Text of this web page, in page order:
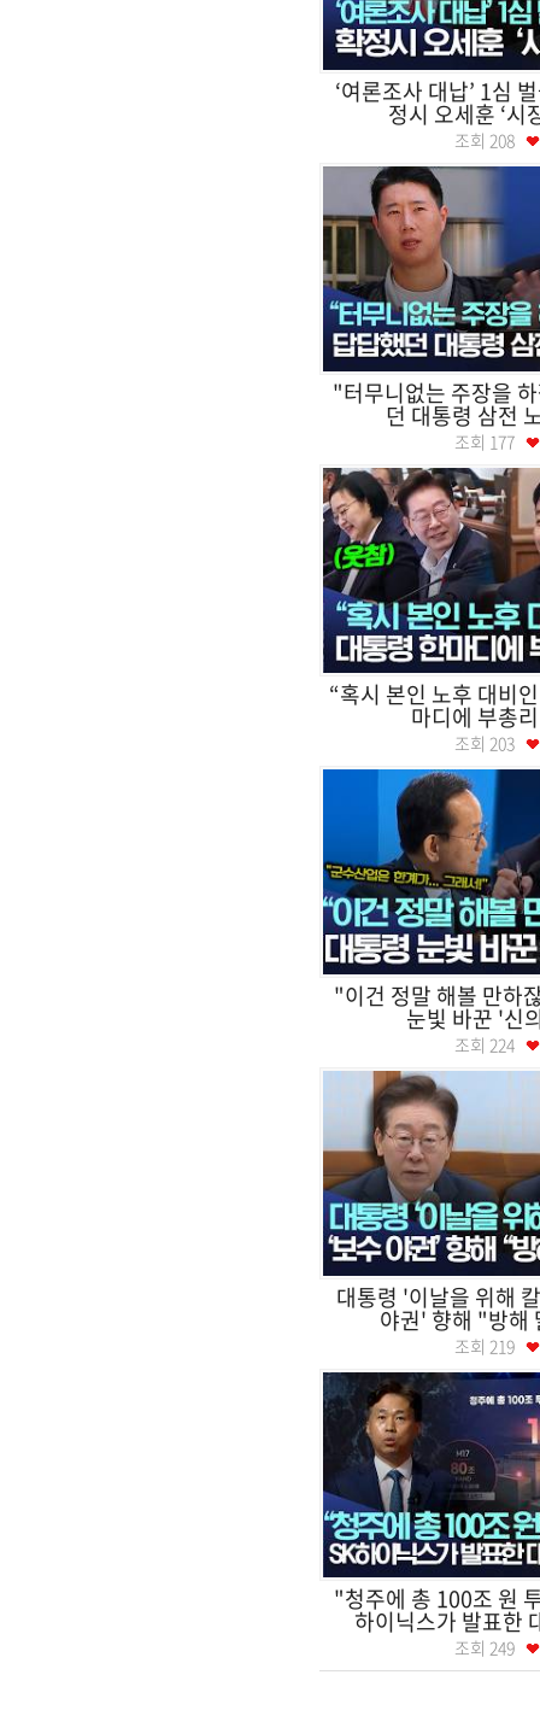
‘여론조사 대납’ 1심
정시 오세훈 ‘시
조회 208
"터무니없는 주장을
던 대통령 삼전
조회 177
“혹시 본인 노후 대비
마디에 부총리
조회 203
"이건 정말 해볼 만하
눈빛 바꾼 '신
조회 224
대통령 '이날을 위해
야권' 향해 "방해
조회 219
"청주에 총 100조 원
하이닉스가 발표한
조회 249